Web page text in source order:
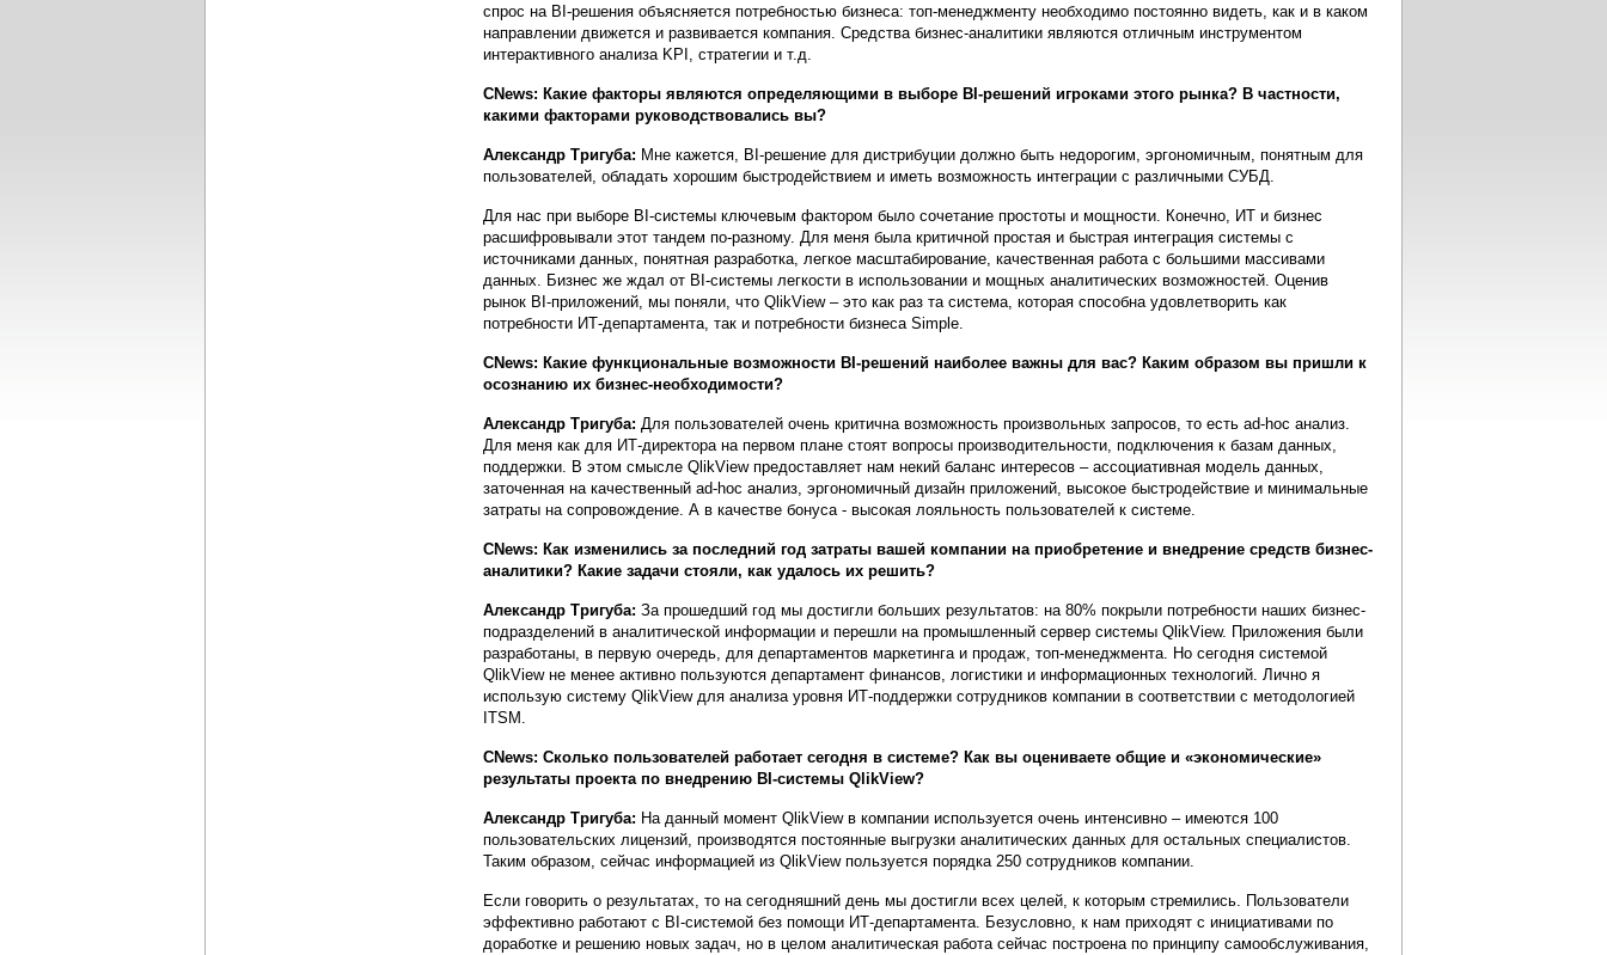
спрос на BI-решения объясняется потребностью бизнеса: топ-менеджменту необходимо постоянно видеть, как и в каком
направлении движется и развивается компания. Средства бизнес-аналитики являются отличным инструментом
интерактивного анализа KPI, стратегии и т.д.
CNews: Какие факторы являются определяющими в выборе BI-решений игроками этого рынка? В частности,
какими факторами руководствовались вы?
Александр Тригуба: Мне кажется, BI-решение для дистрибуции должно быть недорогим, эргономичным, понятным для
пользователей, обладать хорошим быстродействием и иметь возможность интеграции с различными СУБД.
Для нас при выборе BI-системы ключевым фактором было сочетание простоты и мощности. Конечно, ИТ и бизнес
расшифровывали этот тандем по-разному. Для меня была критичной простая и быстрая интеграция системы с
источниками данных, понятная разработка, легкое масштабирование, качественная работа с большими массивами
данных. Бизнес же ждал от BI-системы легкости в использовании и мощных аналитических возможностей. Оценив
рынок BI-приложений, мы поняли, что QlikView – это как раз та система, которая способна удовлетворить как
потребности ИТ-департамента, так и потребности бизнеса Simple.
CNews: Какие функциональные возможности BI-решений наиболее важны для вас? Каким образом вы пришли к
осознанию их бизнес-необходимости?
Александр Тригуба: Для пользователей очень критична возможность произвольных запросов, то есть ad-hoc анализ.
Для меня как для ИТ-директора на первом плане стоят вопросы производительности, подключения к базам данных,
поддержки. В этом смысле QlikView предоставляет нам некий баланс интересов – ассоциативная модель данных,
заточенная на качественный ad-hoc анализ, эргономичный дизайн приложений, высокое быстродействие и минимальные
затраты на сопровождение. А в качестве бонуса - высокая лояльность пользователей к системе.
CNews: Как изменились за последний год затраты вашей компании на приобретение и внедрение средств бизнес-
аналитики? Какие задачи стояли, как удалось их решить?
Александр Тригуба: За прошедший год мы достигли больших результатов: на 80% покрыли потребности наших бизнес-
подразделений в аналитической информации и перешли на промышленный сервер системы QlikView. Приложения были
разработаны, в первую очередь, для департаментов маркетинга и продаж, топ-менеджмента. Но сегодня системой
QlikView не менее активно пользуются департамент финансов, логистики и информационных технологий. Лично я
использую систему QlikView для анализа уровня ИТ-поддержки сотрудников компании в соответствии с методологией
ITSM.
CNews: Сколько пользователей работает сегодня в системе? Как вы оцениваете общие и «экономические»
результаты проекта по внедрению BI-системы QlikView?
Александр Тригуба: На данный момент QlikView в компании используется очень интенсивно – имеются 100
пользовательских лицензий, производятся постоянные выгрузки аналитических данных для остальных специалистов.
Таким образом, сейчас информацией из QlikView пользуется порядка 250 сотрудников компании.
Если говорить о результатах, то на сегодняшний день мы достигли всех целей, к которым стремились. Пользователи
эффективно работают с BI-системой без помощи ИТ-департамента. Безусловно, к нам приходят с инициативами по
доработке и решению новых задач, но в целом аналитическая работа сейчас построена по принципу самообслуживания,